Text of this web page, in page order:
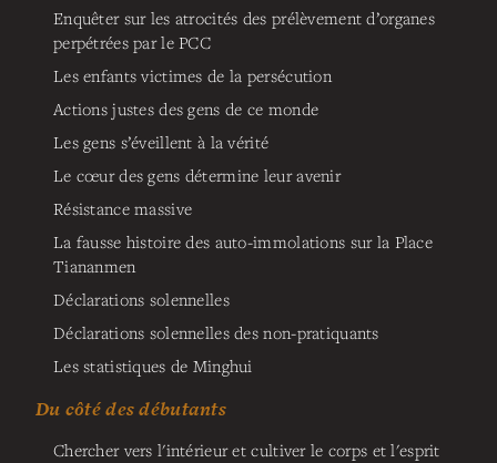
Enquêter sur les atrocités des prélèvement d’organes
perpétrées par le PCC
Les enfants victimes de la persécution
Actions justes des gens de ce monde
Les gens s’éveillent à la vérité
Le cœur des gens détermine leur avenir
Résistance massive
La fausse histoire des auto-immolations sur la Place
Tiananmen
Déclarations solennelles
Déclarations solennelles des non-pratiquants
Les statistiques de Minghui
Du côté des débutants
Chercher vers l'intérieur et cultiver le corps et l'esprit